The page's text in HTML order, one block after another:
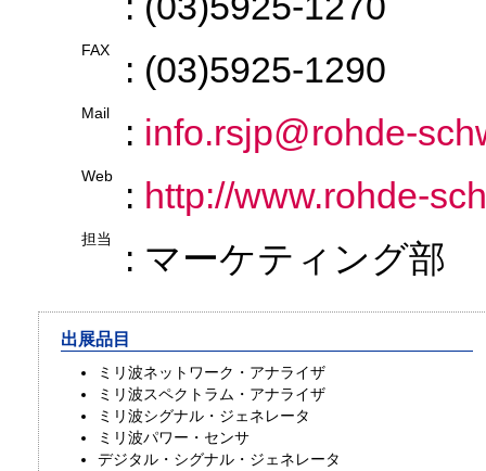
FAX : (03)5925-1290
Mail : info.rsjp@rohde-
Web : http://www.rohde-
担当 : マーケティング部
出展品目
ミリ波ネットワーク・アナライザ
ミリ波スペクトラム・アナライザ
ミリ波シグナル・ジェネレータ
ミリ波パワー・センサ
デジタル・シグナル・ジェネレータ